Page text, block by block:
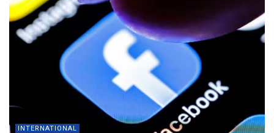
INTERNATIONAL